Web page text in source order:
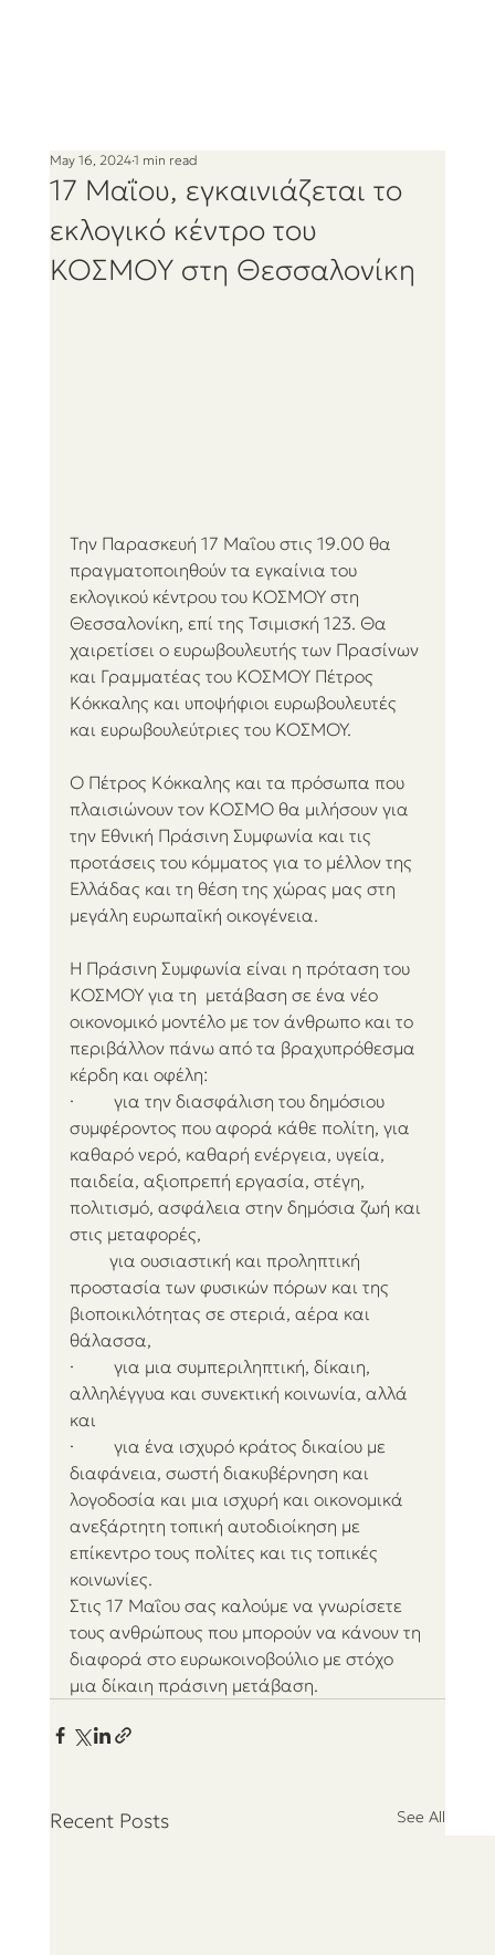
17 Μαΐου, εγκαινιάζεται το
εκλογικό κέντρο του
ΚΟΣΜΟΥ στη Θεσσαλονίκη
May 16, 20241 min read
Την Παρασκευή 17 Μαΐου στις 19.00 θα
πραγματοποιηθούν τα εγκαίνια του
εκλογικού κέντρου του ΚΟΣΜΟΥ στη
Θεσσαλονίκη, επί της Τσιμισκή 123. Θα
χαιρετίσει ο ευρωβουλευτής των Πρασίνων
και Γραμματέας του ΚΟΣΜΟΥ Πέτρος
Κόκκαλης και υποψήφιοι ευρωβουλευτές
και ευρωβουλεύτριες του ΚΟΣΜΟΥ.
Ο Πέτρος Κόκκαλης και τα πρόσωπα που
πλαισιώνουν τον ΚΟΣΜΟ θα μιλήσουν για
την Εθνική Πράσινη Συμφωνία και τις
προτάσεις του κόμματος για το μέλλον της
Ελλάδας και τη θέση της χώρας μας στη
μεγάλη ευρωπαϊκή οικογένεια.
Η Πράσινη Συμφωνία είναι η πρόταση του
ΚΟΣΜΟΥ για τη  μετάβαση σε ένα νέο
οικονομικό μοντέλο με τον άνθρωπο και το
περιβάλλον πάνω από τα βραχυπρόθεσμα
κέρδη και οφέλη:
·         για την διασφάλιση του δημόσιου
συμφέροντος που αφορά κάθε πολίτη, για
καθαρό νερό, καθαρή ενέργεια, υγεία,
παιδεία, αξιοπρεπή εργασία, στέγη,
πολιτισμό, ασφάλεια στην δημόσια ζωή και
στις μεταφορές,
προστασία των φυσικών πόρων και της
βιοποικιλότητας σε στεριά, αέρα και
θάλασσα,
·         για μια συμπεριληπτική, δίκαιη,
αλληλέγγυα και συνεκτική κοινωνία, αλλά
και
·         για ένα ισχυρό κράτος δικαίου με
διαφάνεια, σωστή διακυβέρνηση και
λογοδοσία και μια ισχυρή και οικονομικά
ανεξάρτητη τοπική αυτοδιοίκηση με
επίκεντρο τους πολίτες και τις τοπικές
κοινωνίες.
Στις 17 Μαΐου σας καλούμε να γνωρίσετε
τους ανθρώπους που μπορούν να κάνουν τη
διαφορά στο ευρωκοινοβούλιο με στόχο
μια δίκαιη πράσινη μετάβαση.
Recent Posts See All